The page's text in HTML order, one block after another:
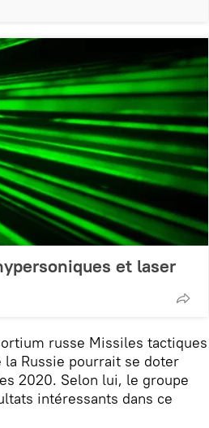
et laser
russe Missiles tactiques
la Russie pourrait se doter
2020. Selon lui, le groupe
intéressants dans ce